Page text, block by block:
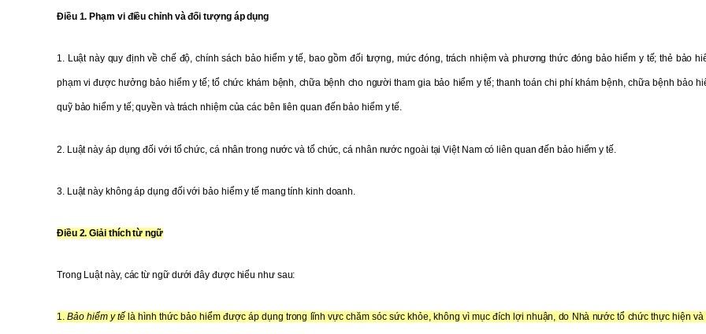
Điều 1. Phạm vi điều chỉnh và đối tượng áp dụng
1. Luật này quy định về chế độ, chính sách bảo hiểm y tế, bao gồm đối tượng, mức đóng, trách nhiệm và phương thức đóng bảo hiểm y tế; thẻ bảo
phạm vi được hưởng bảo hiểm y tế; tổ chức khám bệnh, chữa bệnh cho người tham gia bảo hiểm y tế; thanh toán chi phí khám bệnh, chữa bệnh bảo
quỹ bảo hiểm y tế; quyền và trách nhiệm của các bên liên quan đến bảo hiểm y tế.
2. Luật này áp dụng đối với tổ chức, cá nhân trong nước và tổ chức, cá nhân nước ngoài tại Việt Nam có liên quan đến bảo hiểm y tế.
3. Luật này không áp dụng đối với bảo hiểm y tế mang tính kinh doanh.
Điều 2. Giải thích từ ngữ
Trong Luật này, các từ ngữ dưới đây được hiểu như sau:
1.Bảo hiểm y tếlà hình thức bảo hiểm được áp dụng trong lĩnh vực chăm sóc sức khỏe, không vì mục đích lợi nhuận, do Nhà nước tổ chức thực hiện và